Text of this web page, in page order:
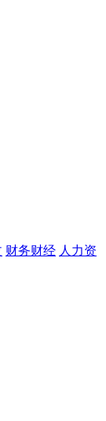
财务财经 人力资